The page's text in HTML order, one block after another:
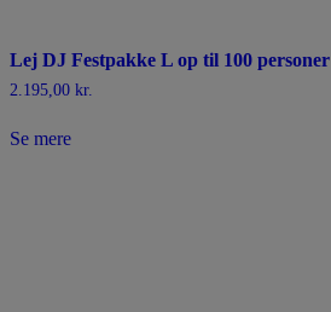
Lej DJ Festpakke L op til 100 personer
2.195,00 kr.
Se mere